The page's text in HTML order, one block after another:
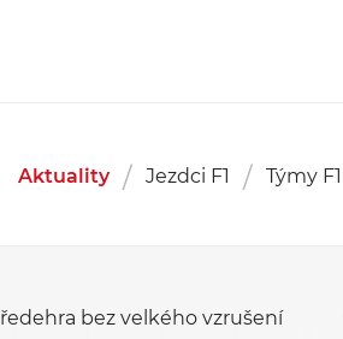
Aktuality Jezdci F1 Týmy F1
bez velkého vzrušení